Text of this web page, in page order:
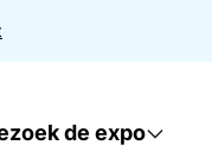
de expo